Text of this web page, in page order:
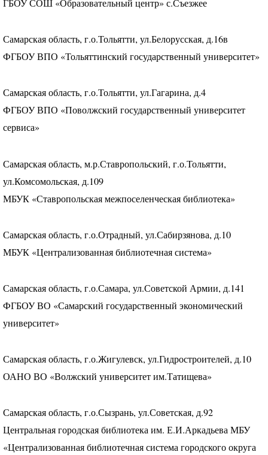
ГБОУСОШ «Образовательный центр» с.Съезжее
Самарская область, г.о.Тольятти, ул.Белорусская, д.16в
ФГБОУВПО «Тольяттинский государственный университет»
Самарская область, г.о.Тольятти, ул.Гагарина, д.4
ФГБОУВПО «Поволжский государственный университет
сервиса»
Самарская область, м.р.Ставропольский, г.о.Тольятти,
ул.Комсомольская, д.109
МБУК «Ставропольская межпоселенческая библиотека»
Самарская область, г.о.Отрадный, ул.Сабирзянова, д.10
МБУК «Централизованная библиотечная система»
Самарская область, г.о.Самара, ул.Советской Армии, д.141
ФГБОУВО «Самарский государственный экономический
университет»
Самарская область, г.о.Жигулевск, ул.Гидростроителей, д.10
ОАНО ВО «Волжский университет им.Татищева»
Самарская область, г.о.Сызрань, ул.Советская, д.92
Центральная городская библиотека им. Е.И.АркадьеваМБУ
«Централизованная библиотечная система городского округа